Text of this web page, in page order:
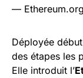
—
Déployée
des étapes les
Elle introduit l’